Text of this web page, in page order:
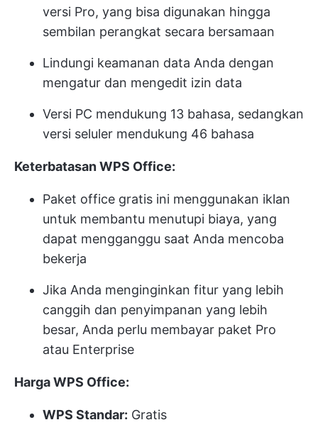
versi Pro, yang bisa digunakan hingga
sembilan perangkat secara bersamaan
Lindungi keamanan data Anda dengan
mengatur dan mengedit izin data
Versi PC mendukung 13 bahasa, sedangkan
versi seluler mendukung 46 bahasa
Keterbatasan WPS Office:
Paket office gratis ini menggunakan iklan
untuk membantu menutupi biaya, yang
dapat mengganggu saat Anda mencoba
bekerja
Jika Anda menginginkan fitur yang lebih
canggih dan penyimpanan yang lebih
besar, Anda perlu membayar paket Pro
atau Enterprise
Harga WPS Office:
WPS Standar: Gratis